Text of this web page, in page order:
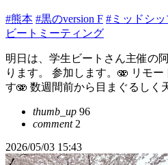
#熊本 #黒のversion F #ミッドシ
ビートミーティング
明日は、学生ビートさん主催の
ります。 参加します。🫨 リモ
す🫨 数週間前から目まぐるしく
thumb_up 96
comment2
2026/05/03 15:43